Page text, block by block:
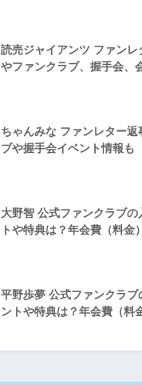
読売ジャイアンツ ファンレ
やファンクラブ、握手会、
ちゃんみな ファンレター返
ブや握手会イベント情報も
大野智 公式ファンクラブ
トや特典は？年会費（料金
平野歩夢 公式ファンクラブ
ントや特典は？年会費（料